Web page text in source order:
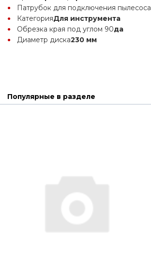
Патрубок для подключения пылесоса
КатегорияДля инструмента
Обрезка края под углом 90да
Диаметр диска230 мм
Популярные в разделе